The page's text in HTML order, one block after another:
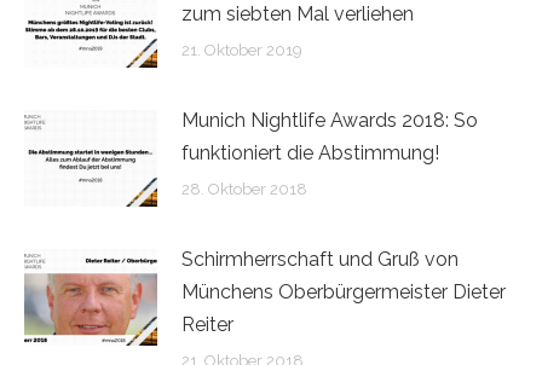
zum siebten Mal verliehen
21. Oktober 2019
Munich Nightlife Awards 2018: So
funktioniert die Abstimmung!
28. Oktober 2018
Schirmherrschaft und Gruß von
Münchens Oberbürgermeister Dieter
Reiter
21. Oktober 2018